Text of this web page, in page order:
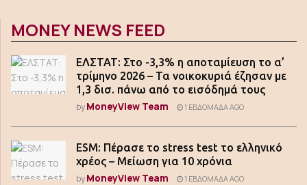
MONEY NEWS FEED
ΕΛΣΤΑΤ: Στο -3,3% η αποταμίευση το α’
τρίμηνο 2026 – Τα νοικοκυριά έζησαν με
1,3 δισ. πάνω από το εισόδημά τους
byMoneyView Team 1 ΕΒΔΟΜΆΔΑ AGO
ESM: Πέρασε το stress test το ελληνικό
χρέος – Μείωση για 10 χρόνια
byMoneyView Team 1 ΕΒΔΟΜΆΔΑ AGO